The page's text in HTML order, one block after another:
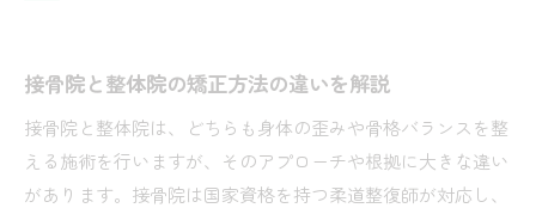
接骨院と整体院の矯正方法の違いを解説
接骨院と整体院は、どちらも身体の歪みや骨格バランスを整
える施術を行いますが、そのアプローチや根拠に大きな違い
があります。接骨院は国家資格を持つ柔道整復師が対応し、